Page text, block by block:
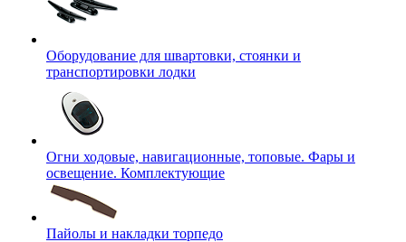
Оборудование для швартовки, стоянки и
транспортировки лодки
Огни ходовые, навигационные, топовые. Фары и
освещение. Комплектующие
Пайолы и накладки торпедо